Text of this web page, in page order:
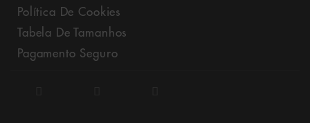
Política De Cookies
Tabela De Tamanhos
Pagamento Seguro